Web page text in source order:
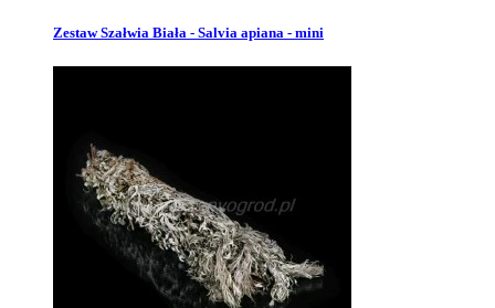
Zestaw Szałwia Biała - Salvia apiana - mini